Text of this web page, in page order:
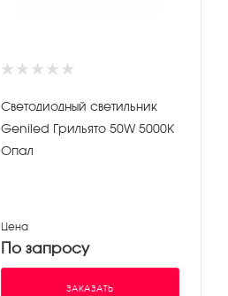
Светодиодный светильник
Geniled Грильято 50W 5000К
Опал
Цена
По запросу
ЗАКАЗАТЬ